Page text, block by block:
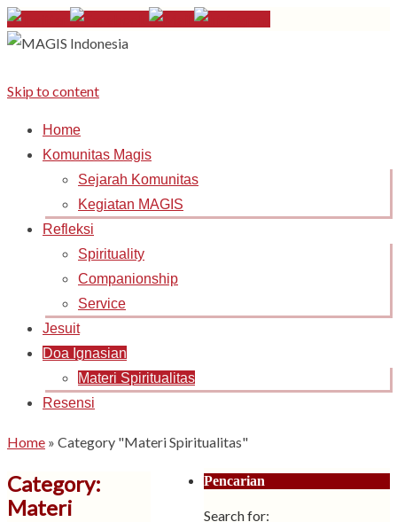
Skip to content
Home
Komunitas Magis
Sejarah Komunitas
Kegiatan MAGIS
Refleksi
Spirituality
Companionship
Service
Jesuit
Doa Ignasian
Materi Spiritualitas
Resensi
Home » Category "Materi Spiritualitas"
Category:
Materi
Pencarian
Search for: